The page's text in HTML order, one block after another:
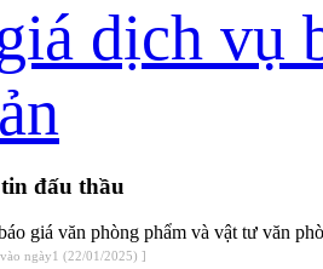
dịch vụ
đấu thầu
giá văn phòng phẩm và vật tư văn
ngày1 (22/01/2025) ]